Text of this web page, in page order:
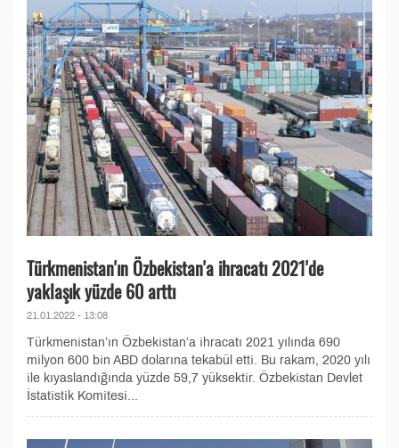
Türkmenistan'ın Özbekistan'a ihracatı 2021'de
yaklaşık yüzde 60 arttı
21.01.2022 - 13:08
Türkmenistan’ın Özbekistan’a ihracatı 2021 yılında 690
milyon 600 bin ABD dolarına tekabül etti. Bu rakam, 2020 yılı
ile kıyaslandığında yüzde 59,7 yüksektir. Özbekistan Devlet
İstatistik Komitesi...